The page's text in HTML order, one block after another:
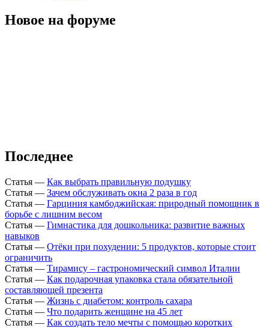
Новое на форуме
Последнее
Статья — Как выбрать правильную подушку
Статья — Зачем обслуживать окна 2 раза в год
Статья — Гарциния камбоджийская: природный помощник в
борьбе с лишним весом
Статья — Гимнастика для дошкольника: развитие важных
навыков
Статья — Отёки при похудении: 5 продуктов, которые стоит
ограничить
Статья — Тирамису – гастрономический символ Италии
Статья — Как подарочная упаковка стала обязательной
составляющей презента
Статья — Жизнь с диабетом: контроль сахара
Статья — Что подарить женщине на 45 лет
Статья — Как создать тело мечты с помощью коротких